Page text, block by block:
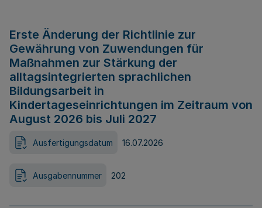
Erste Änderung der Richtlinie zur
Gewährung von Zuwendungen für
Maßnahmen zur Stärkung der
alltagsintegrierten sprachlichen
Bildungsarbeit in
Kindertageseinrichtungen im Zeitraum von
August 2026 bis Juli 2027
Ausfertigungsdatum 16.07.2026
Ausgabennummer 202